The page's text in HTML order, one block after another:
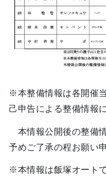
※本整備情報は各開催
己申告による整備情報
本情報公開後の整備
予めご了承の程お願い
※本情報は飯塚オート